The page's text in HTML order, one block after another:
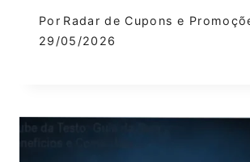
Por Radar de Cupons e
29/05/2026